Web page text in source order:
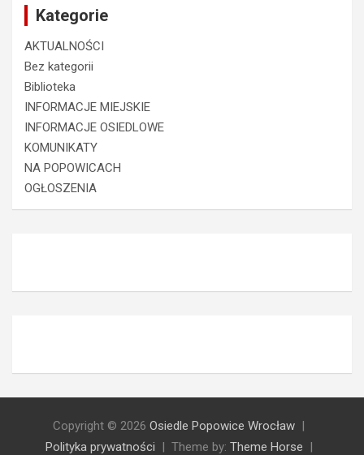
Kategorie
AKTUALNOŚCI
Bez kategorii
Biblioteka
INFORMACJE MIEJSKIE
INFORMACJE OSIEDLOWE
KOMUNIKATY
NA POPOWICACH
OGŁOSZENIA
Copyright © 2026 Osiedle Popowice Wrocław
Polityka prywatności
Theme by: Theme Horse